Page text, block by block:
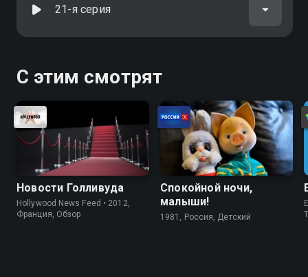
21-я серия
С этим смотрят
Новости Голливуда
Hollywood News Feed • 2012,
Франция, Обзор
Спокойной ночи,
малыши!
1981, Россия, Детский